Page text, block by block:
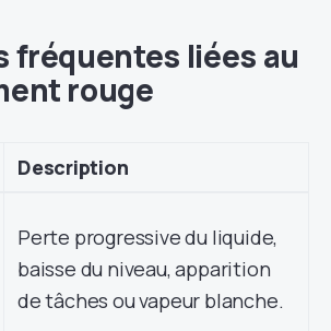
fréquentes liées au
rouge
Description
Perte progressive du liquide,
baisse du niveau, apparition
de tâches ou vapeur blanche.